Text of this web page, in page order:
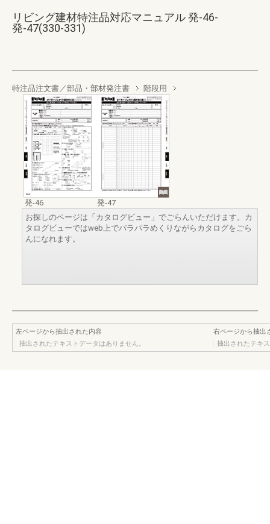
リビング建材特注品対応マニュアル 発-46-
発-47(330-331)
特注品注文書／部品・部材発注書 階段用
発-46
発-47
お探しのページは「カタログビュー」でごらんいただけます。カ
タログビューではweb上でパラパラめくりながらカタログをごら
んになれます。
左ページから抽出された内容
抽出されたテキストデータはありません。
右ページから抽出
抽出されたテキ